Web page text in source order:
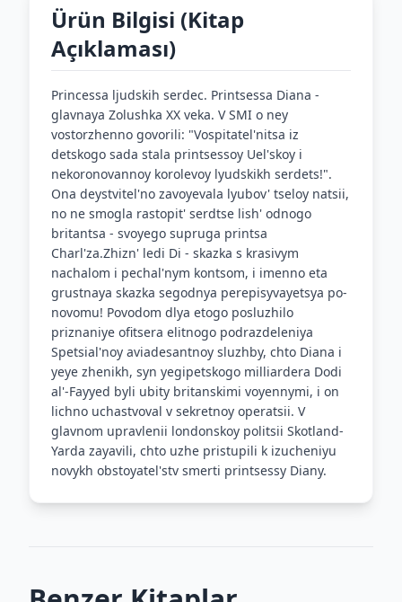
Ürün Bilgisi (Kitap
Açıklaması)
Princessa ljudskih serdec. Printsessa Diana -
glavnaya Zolushka XX veka. V SMI o ney
vostorzhenno govorili: "Vospitatel'nitsa iz
detskogo sada stala printsessoy Uel'skoy i
nekoronovannoy korolevoy lyudskikh serdets!".
Ona deystvitel'no zavoyevala lyubov' tseloy natsii,
no ne smogla rastopit' serdtse lish' odnogo
britantsa - svoyego supruga printsa
Charl'za.Zhizn' ledi Di - skazka s krasivym
nachalom i pechal'nym kontsom, i imenno eta
grustnaya skazka segodnya perepisyvayetsya po-
novomu! Povodom dlya etogo posluzhilo
priznaniye ofitsera elitnogo podrazdeleniya
Spetsial'noy aviadesantnoy sluzhby, chto Diana i
yeye zhenikh, syn yegipetskogo milliardera Dodi
al'-Fayyed byli ubity britanskimi voyennymi, i on
lichno uchastvoval v sekretnoy operatsii. V
glavnom upravlenii londonskoy politsii Skotland-
Yarda zayavili, chto uzhe pristupili k izucheniyu
novykh obstoyatel'stv smerti printsessy Diany.